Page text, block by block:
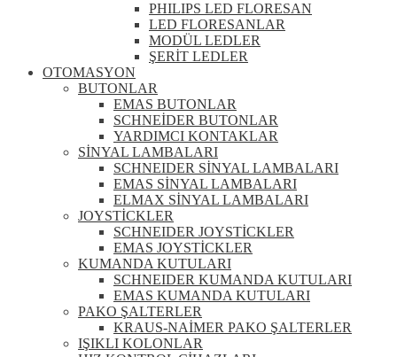
PHILIPS LED FLORESAN
LED FLORESANLAR
MODÜL LEDLER
ŞERİT LEDLER
OTOMASYON
BUTONLAR
EMAS BUTONLAR
SCHNEİDER BUTONLAR
YARDIMCI KONTAKLAR
SİNYAL LAMBALARI
SCHNEIDER SİNYAL LAMBALARI
EMAS SİNYAL LAMBALARI
ELMAX SİNYAL LAMBALARI
JOYSTİCKLER
SCHNEIDER JOYSTİCKLER
EMAS JOYSTİCKLER
KUMANDA KUTULARI
SCHNEIDER KUMANDA KUTULARI
EMAS KUMANDA KUTULARI
PAKO ŞALTERLER
KRAUS-NAİMER PAKO ŞALTERLER
IŞIKLI KOLONLAR